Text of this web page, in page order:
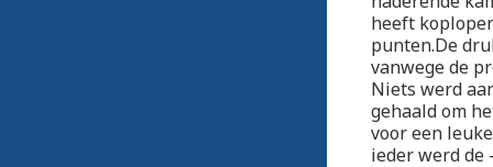
heeft
punten.De
vanwege de
Niets werd
gehaald om
voor een
ieder werd